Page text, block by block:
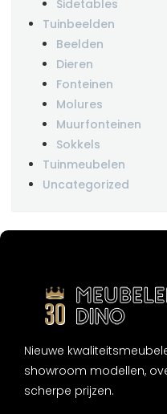
Sidetables
Tuinbeelden
Beelden
Dieren
Fonteinen
Molures
Muurfonteinen
Sokkels
Tuinmeubelen
Uncategorized
Nieuwe
showroom modellen,
scherpe prijzen.